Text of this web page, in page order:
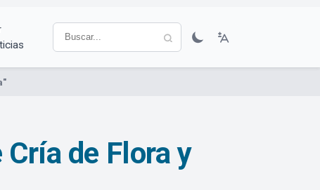
de Flora y